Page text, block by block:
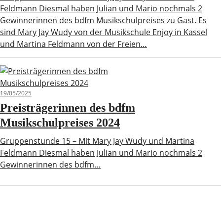
Feldmann Diesmal haben Julian und Mario nochmals 2
Gewinnerinnen des bdfm Musikschulpreises zu Gast. Es
sind Mary Jay Wudy von der Musikschule Enjoy in Kassel
und Martina Feldmann von der Freien…
19/05/2025
Preisträgerinnen des bdfm
Musikschulpreises 2024
Gruppenstunde 15 – Mit Mary Jay Wudy und Martina
Feldmann Diesmal haben Julian und Mario nochmals 2
Gewinnerinnen des bdfm…